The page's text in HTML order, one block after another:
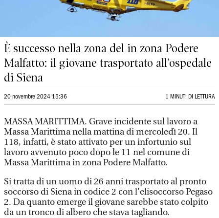
È successo nella zona del in zona Podere
Malfatto: il giovane trasportato all’ospedale
di Siena
20 novembre 2024 15:36 1 MINUTI DI LETTURA
MASSA MARITTIMA. Grave incidente sul lavoro a
Massa Marittima nella mattina di mercoledì 20. Il
118, infatti, è stato attivato per un infortunio sul
lavoro avvenuto poco dopo le 11 nel comune di
Massa Marittima in zona Podere Malfatto.
Si tratta di un uomo di 26 anni trasportato al pronto
soccorso di Siena in codice 2 con l'elisoccorso Pegaso
2. Da quanto emerge il giovane sarebbe stato colpito
da un tronco di albero che stava tagliando.